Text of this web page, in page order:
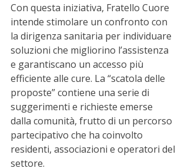
Con questa iniziativa, Fratello Cuore
intende stimolare un confronto con
la dirigenza sanitaria per individuare
soluzioni che migliorino l’assistenza
e garantiscano un accesso più
efficiente alle cure. La “scatola delle
proposte” contiene una serie di
suggerimenti e richieste emerse
dalla comunità, frutto di un percorso
partecipativo che ha coinvolto
residenti, associazioni e operatori del
settore.